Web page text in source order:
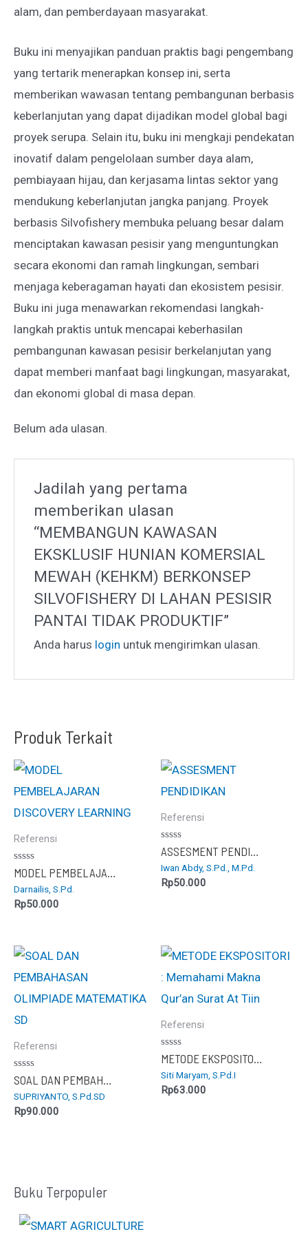
alam, dan pemberdayaan masyarakat.
Buku ini menyajikan panduan praktis bagi pengembang
yang tertarik menerapkan konsep ini, serta
memberikan wawasan tentang pembangunan berbasis
keberlanjutan yang dapat dijadikan model global bagi
proyek serupa. Selain itu, buku ini mengkaji pendekatan
inovatif dalam pengelolaan sumber daya alam,
pembiayaan hijau, dan kerjasama lintas sektor yang
mendukung keberlanjutan jangka panjang. Proyek
berbasis Silvofishery membuka peluang besar dalam
menciptakan kawasan pesisir yang menguntungkan
secara ekonomi dan ramah lingkungan, sembari
menjaga keberagaman hayati dan ekosistem pesisir.
Buku ini juga menawarkan rekomendasi langkah-
langkah praktis untuk mencapai keberhasilan
pembangunan kawasan pesisir berkelanjutan yang
dapat memberi manfaat bagi lingkungan, masyarakat,
dan ekonomi global di masa depan.
Belum ada ulasan.
Jadilah yang pertama
memberikan ulasan
“MEMBANGUN KAWASAN
EKSKLUSIF HUNIAN KOMERSIAL
MEWAH (KEHKM) BERKONSEP
SILVOFISHERY DI LAHAN PESISIR
PANTAI TIDAK PRODUKTIF”
Anda harus login untuk mengirimkan ulasan.
Produk Terkait
Referensi
Dinilai
0
dari
5
Darnailis, S.Pd.
Rp50.000
Referensi
Dinilai
0
dari
5
Iwan Abdy, S.Pd., M.Pd.
Rp50.000
Referensi
Dinilai
0
dari
5
SUPRIYANTO, S.Pd.SD
Rp90.000
Referensi
Dinilai
0
dari
5
Siti Maryam, S.Pd.I
Rp63.000
Buku Terpopuler